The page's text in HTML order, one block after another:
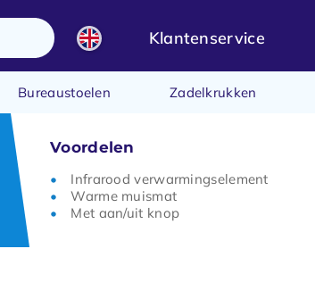
Klantenservice
Bureaustoelen Zadelkrukken
Voordelen
Infrarood verwarmingselement
Warme muismat
Met aan/uit knop